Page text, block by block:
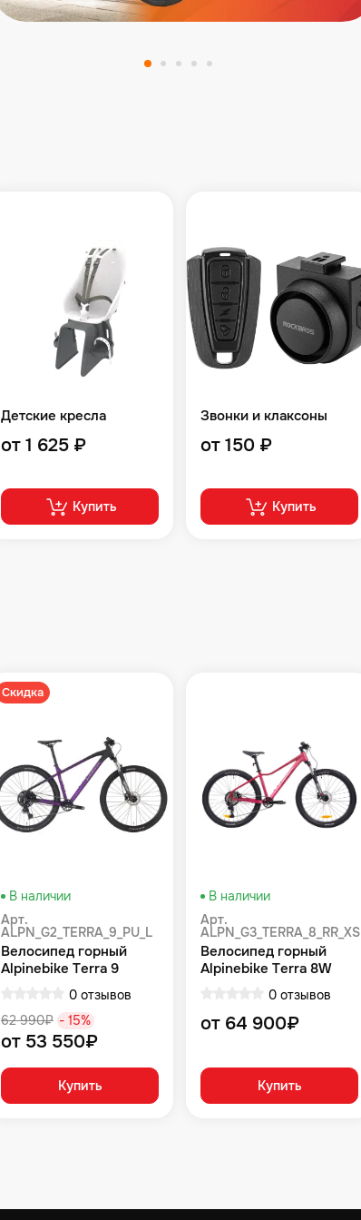
Детские кресла
от 1 625 ₽
Купить
Звонки и клаксоны
от 150 ₽
Купить
Скидка
В наличии
Арт.
ALPN_G2_TERRA_9_PU_L
Велосипед горный
Alpinebike Terra 9
фиолетовый космос
0 отзывов
62 990₽ - 15%
от 53 550₽
Купить
В наличии
Арт.
ALPN_G3_TERRA_8_RR_XS
Велосипед горный
Alpinebike Terra 8W
0 отзывов
от 64 900₽
Купить